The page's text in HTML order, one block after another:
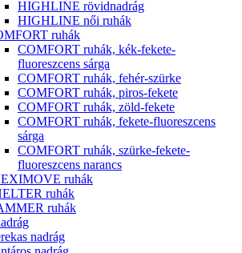
HIGHLINE rövidnadrág
HIGHLINE női ruhák
ruhák
COMFORT ruhák, kék-fekete-
fluoreszcens sárga
COMFORT ruhák, fehér-szürke
COMFORT ruhák, piros-fekete
COMFORT ruhák, zöld-fekete
COMFORT ruhák, fekete-fluoreszcens
sárga
COMFORT ruhák, szürke-fekete-
fluoreszcens narancs
ruhák
ruhák
ruhák
nadrág